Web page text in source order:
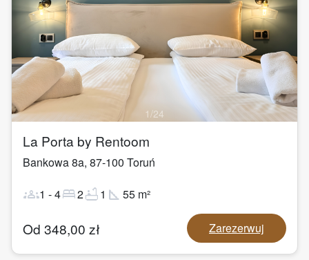
1/24
La Porta by Rentoom
Bankowa 8a, 87-100 Toruń
groups1 -4bed2bathtub1 square_foot 55 m²
Od 348,00 zł Zarezerwuj